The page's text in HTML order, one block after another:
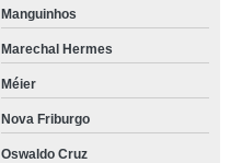
Manguinhos
Marechal Hermes
Méier
Nova Friburgo
Oswaldo Cruz